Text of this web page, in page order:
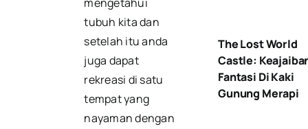
tubuh kita dan
setelah itu anda
juga dapat
rekreasi di satu
tempat yang
nayaman dengan
The Lost World
Castle:
Fantasi Di Kaki
Gunung Merapi